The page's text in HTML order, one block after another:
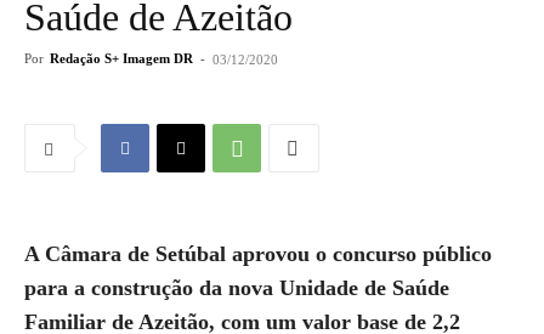
Saúde de Azeitão
Por Redação S+ Imagem DR - 03/12/2020
A Câmara de Setúbal aprovou o concurso público
para a construção da nova Unidade de Saúde
Familiar de Azeitão, com um valor base de 2,2